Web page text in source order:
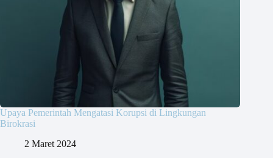
Upaya Pemerintah Mengatasi Korupsi di Lingkungan
Birokrasi
2 Maret 2024